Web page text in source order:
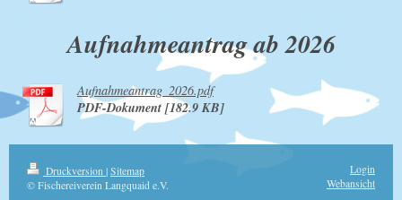
Aufnahmeantrag ab 2026
Aufnahmeantrag_2026.pdf
PDF-Dokument [182.9 KB]
Druckversion | Sitemap
© Fischereiverein Langquaid e.V.
Login
Webansicht